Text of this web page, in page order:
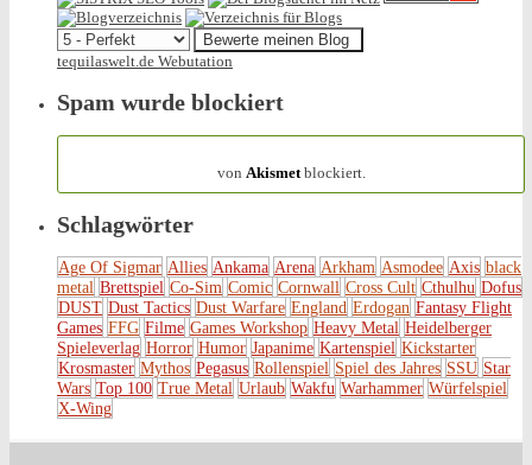
tequilaswelt.de Webutation
Spam wurde blockiert
von Akismetblockiert.
Schlagwörter
Age Of Sigmar Allies Ankama Arena Arkham Asmodee Axis black
metal Brettspiel Co-Sim Comic Cornwall Cross Cult Cthulhu Dofus
DUST Dust Tactics Dust Warfare England Erdogan Fantasy Flight
Games FFG Filme Games Workshop Heavy Metal Heidelberger
Spieleverlag Horror Humor Japanime Kartenspiel Kickstarter
Krosmaster Mythos Pegasus Rollenspiel Spiel des Jahres SSU Star
Wars Top 100 True Metal Urlaub Wakfu Warhammer Würfelspiel
X-Wing